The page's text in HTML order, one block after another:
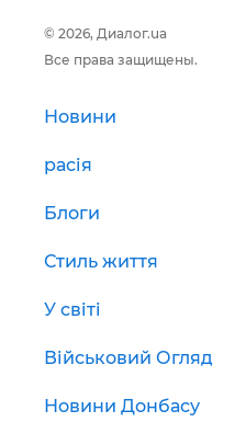
© 2026, Диалог.ua
Все права защищены.
Новини
расія
Блоги
Стиль життя
У світі
Військовий Огляд
Новини Донбасу